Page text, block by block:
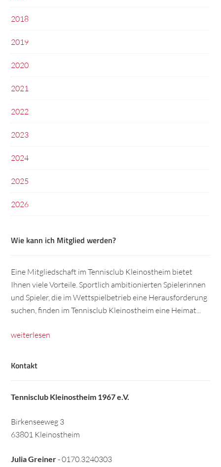
2018
2019
2020
2021
2022
2023
2024
2025
2026
Wie kann ich Mitglied werden?
Eine Mitgliedschaft im Tennisclub Kleinostheim bietet
Ihnen viele Vorteile. Sportlich ambitionierten Spielerinnen
und Spieler, die im Wettspielbetrieb eine Herausforderung
suchen, finden im Tennisclub Kleinostheim eine Heimat...
weiterlesen
Kontakt
Tennisclub Kleinostheim 1967 e.V.
Birkenseeweg 3
63801 Kleinostheim
Julia Greiner- 0170.3240303